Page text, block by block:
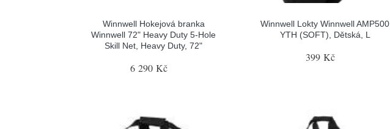
Winnwell Hokejová branka
Winnwell 72" Heavy Duty 5-Hole
Skill Net, Heavy Duty, 72"
6 290 Kč
Winnwell Lokty Winnwell AMP500
YTH (SOFT), Dětská, L
399 Kč